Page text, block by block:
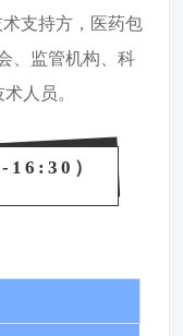
支持方，医药包
、监管机构、科
人员 。
16:30）